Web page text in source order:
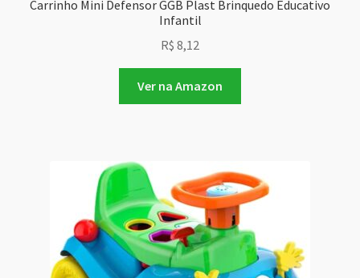
Carrinho Mini Defensor GGB Plast Brinquedo Educativo
Infantil
R$ 8,12
Ver na Amazon